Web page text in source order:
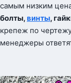
самым низким
болты, винты,
крепеж по
менеджеры